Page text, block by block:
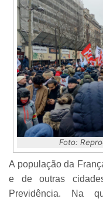
Foto:
A população da
e de outras
Previdência. Na